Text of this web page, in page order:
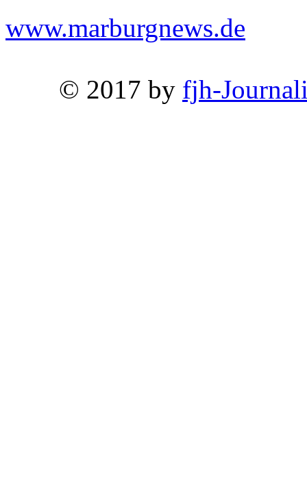
www.marburgnews.de
© 2017 by fjh-